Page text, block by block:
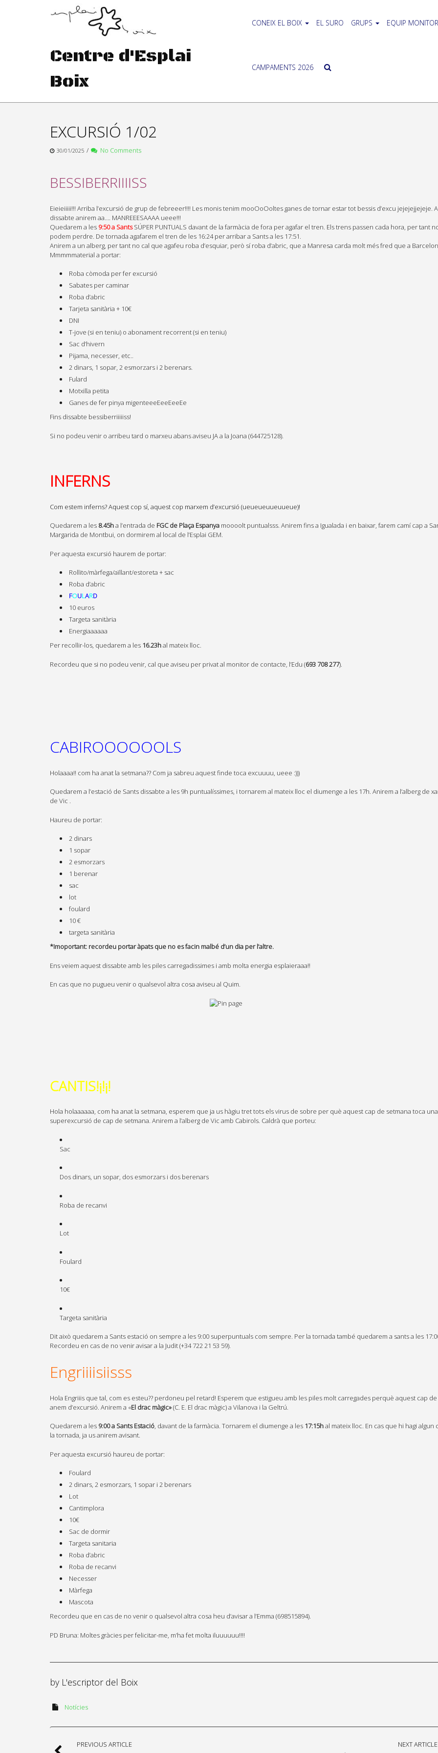
Centre d'Esplai
Boix
CONEIX EL BOIX EL SURO GRUPS EQUIP
CAMPAMENTS 2026
EXCURSIÓ 1/02
30/01/2025 / No Comments
BESSIBERRIIIISS
Eieieiiiii!!! Arriba l’excursió de grup de febreeer!!!! Les monis tenim mooOoOoltes ganes de tornar estar tot bessis d’excu jejejejjejeje.
dissabte anirem aa…. MANREEESAAAA ueee!!!
Quedarem a les 9:50 a Sants SÚPER PUNTUALS davant de la farmàcia de fora per agafar el tren. Els trens passen cada hora, per tant
podem perdre. De tornada agafarem el tren de les 16:24 per arribar a Sants a les 17:51.
Anirem a un alberg, per tant no cal que agafeu roba d’esquiar, però sí roba d’abric, que a Manresa carda molt més fred que a
Mmmmmaterial a portar:
Roba còmoda per fer excursió
Sabates per caminar
Roba d’abric
Tarjeta sanitària + 10€
DNI
T-jove (si en teniu) o abonament recorrent (si en teniu)
Sac d’hivern
Pijama, necesser, etc..
2 dinars, 1 sopar, 2 esmorzars i 2 berenars.
Fulard
Motxilla petita
Ganes de fer pinya migenteeeEeeEeeEe
Fins dissabte bessiberriiiiiss!
Si no podeu venir o arribeu tard o marxeu abans aviseu JA a la Joana (644725128).
INFERNS
Com estem inferns? Aquest cop sí, aquest cop marxem d’excursió (ueueueuueuueue)!
Quedarem a les 8.45ha l’entrada de FGC de Plaça Espanya moooolt puntualsss. Anirem fins a Igualada i en baixar, farem camí cap a
Margarida de Montbui, on dormirem al local de l’Esplai GEM.
Per aquesta excursió haurem de portar:
Rollito/màrfega/aïllant/estoreta + sac
Roba d’abric
FOULARD
10 euros
Targeta sanitària
Energiaaaaaa
Per recollir-los, quedarem a les 16.23hal mateix lloc.
Recordeu que si no podeu venir, cal que aviseu per privat al monitor de contacte, l’Edu (693 708 277).
CABIROOOOOOLS
Holaaaa!! com ha anat la setmana?? Com ja sabreu aquest finde toca excuuuu, ueee :)))
Quedarem a l’estació de Sants dissabte a les 9h puntualíssimes, i tornarem al mateix lloc el diumenge a les 17h. Anirem a l’alberg de
de Vic .
Haureu de portar:
2 dinars
1 sopar
2 esmorzars
1 berenar
sac
lot
foulard
10 €
targeta sanitària
*Imoportant: recordeu portar àpats que no es facin malbé d’un dia per l’altre.
Ens veiem aquest dissabte amb les piles carregadissimes i amb molta energia esplaieraaa!!
En cas que no pugueu venir o qualsevol altra cosa aviseu al Quim.
CANTIS!¡!¡!
Hola holaaaaaa, com ha anat la setmana, esperem que ja us hàgiu tret tots els virus de sobre per què aquest cap de setmana toca una
superexcursió de cap de setmana. Anirem a l’alberg de Vic amb Cabirols. Caldrà que porteu:
Sac
Dos dinars, un sopar, dos esmorzars i dos berenars
Roba de recanvi
Lot
Foulard
10€
Targeta sanitària
Dit això quedarem a Sants estació on sempre a les 9:00 superpuntuals com sempre. Per la tornada també quedarem a sants a les
Recordeu en cas de no venir avisar a la Judit (+34 722 21 53 59).
Engriiiisiisss
Hola Engriiis que tal, com es esteu?? perdoneu pel retard! Esperem que estigueu amb les piles molt carregades perquè aquest cap
anem d’excursió. Anirem a «El drac màgic»(C. E. El drac màgic) a Vilanova i la Geltrú.
Quedarem a les 9:00 a Sants Estació, davant de la farmàcia. Tornarem el diumenge a les 17:15hal mateix lloc. En cas que hi hagi algun
la tornada, ja us anirem avisant.
Per aquesta excursió haureu de portar:
Foulard
2 dinars, 2 esmorzars, 1 sopar i 2 berenars
Lot
Cantimplora
10€
Sac de dormir
Targeta sanitaria
Roba d’abric
Roba de recanvi
Necesser
Màrfega
Mascota
Recordeu que en cas de no venir o qualsevol altra cosa heu d’avisar a l’Emma (698515894).
PD Bruna: Moltes gràcies per felicitar-me, m’ha fet molta iluuuuuu!!!!
by L'escriptor del Boix
Notícies
PREVIOUS ARTICLE NEXT ARTICLE